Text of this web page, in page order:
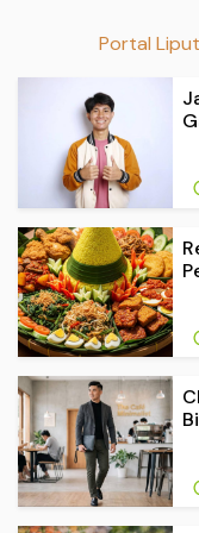
Portal